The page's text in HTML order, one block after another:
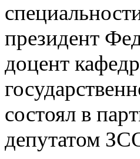
президент
доцент
состоял в
депутатом